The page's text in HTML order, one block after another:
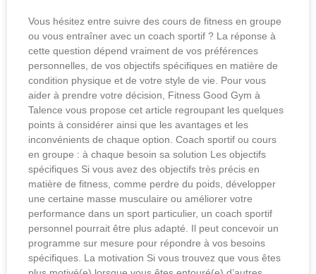
Vous hésitez entre suivre des cours de fitness en groupe
ou vous entraîner avec un coach sportif ? La réponse à
cette question dépend vraiment de vos préférences
personnelles, de vos objectifs spécifiques en matière de
condition physique et de votre style de vie. Pour vous
aider à prendre votre décision, Fitness Good Gym à
Talence vous propose cet article regroupant les quelques
points à considérer ainsi que les avantages et les
inconvénients de chaque option. Coach sportif ou cours
en groupe : à chaque besoin sa solution Les objectifs
spécifiques Si vous avez des objectifs très précis en
matière de fitness, comme perdre du poids, développer
une certaine masse musculaire ou améliorer votre
performance dans un sport particulier, un coach sportif
personnel pourrait être plus adapté. Il peut concevoir un
programme sur mesure pour répondre à vos besoins
spécifiques. La motivation Si vous trouvez que vous êtes